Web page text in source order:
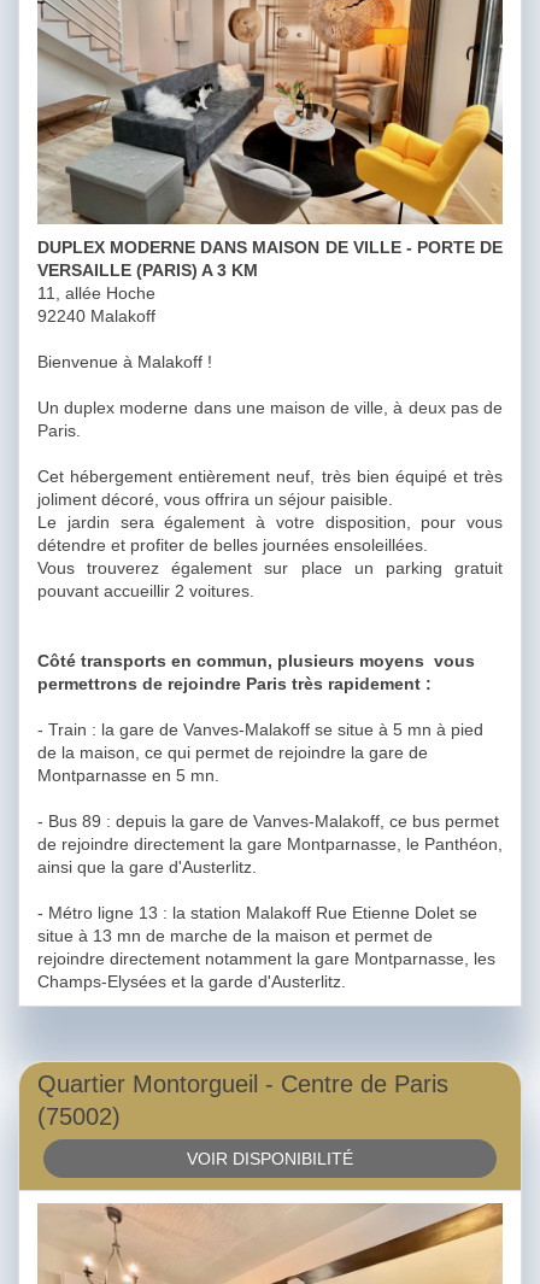
DUPLEX MODERNE DANS MAISON DE VILLE - PORTE DE
VERSAILLE (PARIS) A 3 KM
11, allée Hoche
92240 Malakoff
Bienvenue à Malakoff !
Un duplex moderne dans une maison de ville, à deux pas de
Paris.
Cet hébergement entièrement neuf, très bien équipé et très
joliment décoré, vous offrira un séjour paisible.
Le jardin sera également à votre disposition, pour vous
détendre et profiter de belles journées ensoleillées.
Vous trouverez également sur place un parking gratuit
pouvant accueillir 2 voitures.
Côté transports en commun, plusieurs moyens vous
permettrons de rejoindre Paris très rapidement :
- Train : la gare de Vanves-Malakoff se situe à 5 mn à pied
de la maison, ce qui permet de rejoindre la gare de
Montparnasse en 5 mn.
- Bus 89 : depuis la gare de Vanves-Malakoff, ce bus permet
de rejoindre directement la gare Montparnasse, le Panthéon,
ainsi que la gare d'Austerlitz.
- Métro ligne 13 : la station Malakoff Rue Etienne Dolet se
situe à 13 mn de marche de la maison et permet de
rejoindre directement notamment la gare Montparnasse, les
Champs-Elysées et la garde d'Austerlitz.
Quartier Montorgueil - Centre de Paris
(75002)
VOIR DISPONIBILITÉ